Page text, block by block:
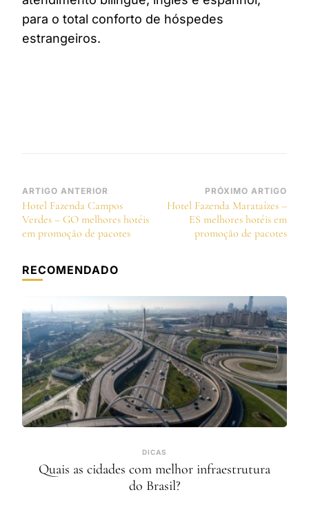
para o total conforto de hóspedes
estrangeiros.
Navegação
de
post
ARTIGO ANTERIOR
Hotel Fazenda Campos
Verdes – GO melhores hotéis
em promoção de pacotes
PRÓXIMO ARTIGO
Hotel Fazenda Marataízes –
ES melhores hotéis em
promoção de pacotes
RECOMENDADO
DICAS
Quais as cidades com melhor infraestrutura
do Brasil?